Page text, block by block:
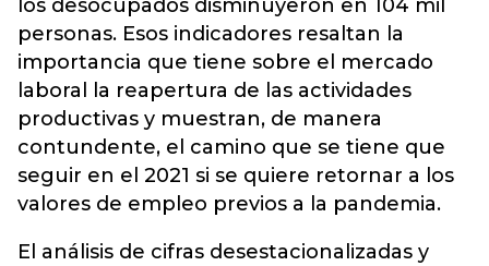
los desocupados disminuyeron en 104 mil
personas. Esos indicadores resaltan la
importancia que tiene sobre el mercado
laboral la reapertura de las actividades
productivas y muestran, de manera
contundente, el camino que se tiene que
seguir en el 2021 si se quiere retornar a los
valores de empleo previos a la pandemia.
El análisis de cifras desestacionalizadas y